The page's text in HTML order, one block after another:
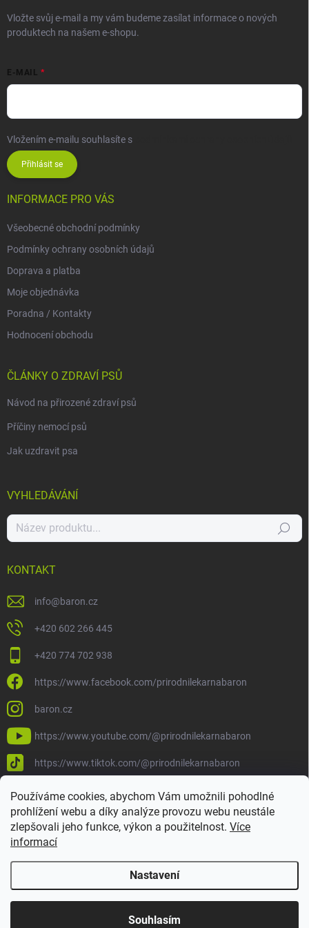
Používáme cookies, abychom Vám umožnili pohodlné
prohlížení webu a díky analýze provozu webu neustále
zlepšovali jeho funkce, výkon a použitelnost. Více
informací
Nastavení
Souhlasím
Vložte svůj e-mail a my vám budeme zasílat informace o nových
produktech na našem e-shopu.
E-MAIL
Vložením e-mailu souhlasíte s
Přihlásit se
INFORMACE PRO VÁS
Všeobecné obchodní podmínky
Podmínky ochrany osobních údajů
Doprava a platba
Moje objednávka
Poradna / Kontakty
Hodnocení obchodu
ČLÁNKY O ZDRAVÍ PSŮ
Návod na přirozené zdraví psů
Příčiny nemocí psů
Jak uzdravit psa
VYHLEDÁVÁNÍ
Hledat
KONTAKT
info@baron.cz
+420 602 266 445
+420 774 702 938
https://www.facebook.com/prirodnilekarnabaron
baron.cz
https://www.youtube.com/@prirodnilekarnabaron
https://www.tiktok.com/@prirodnilekarnabaron
Copyright 2026Baron. Všechna práva vyhrazena.Upravit nastavení
cookies